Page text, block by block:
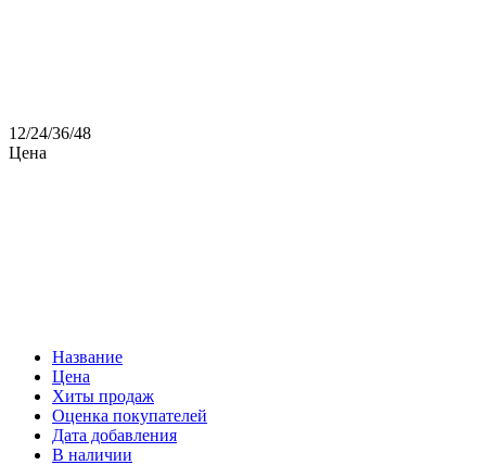
12/24/36/48
Цена
Название
Цена
Хиты продаж
Оценка покупателей
Дата добавления
В наличии